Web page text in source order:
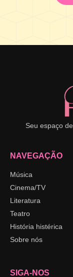
Seu espaço
NAVEGAÇÃO
Música
Cinema/TV
Literatura
Teatro
História histérica
Sobre nós
SIGA-NOS